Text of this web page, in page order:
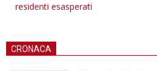
residenti esasperati
CRONACA